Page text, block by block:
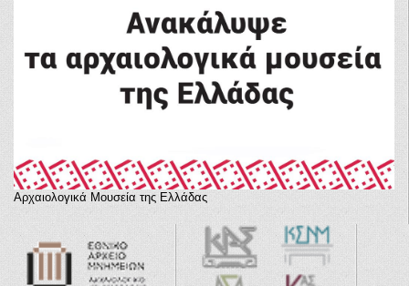
Αρχαιολογικά Μουσεία της Ελλάδας